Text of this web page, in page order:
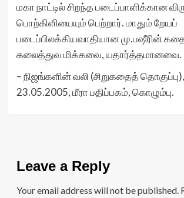
மகா நாட்டில் சிறந்த படைப்பாளிக்கான
பொற்கிளியையும் பெற்றார். மாதும் றேயப்
படைப்பிலக்கியவாதியான மு.பஷீரின்
கலைத்துவ மிக்கவை, யதார்த்தமானவை.
– நிஜங்களின் வலி (சிறுகதைத் தொகுப்பு),
23.05.2005, மீரா பதிப்பகம், கொழும்பு.
Leave a Reply
Your email address will not be published.